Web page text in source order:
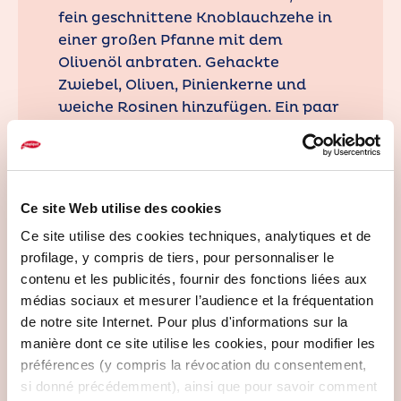
Ce site Web utilise des cookies
Ce site utilise des cookies techniques, analytiques et de
profilage, y compris de tiers, pour personnaliser le
contenu et les publicités, fournir des fonctions liées aux
médias sociaux et mesurer l’audience et la fréquentation
de notre site Internet. Pour plus d'informations sur la
manière dont ce site utilise les cookies, pour modifier les
préférences (y compris la révocation du consentement,
si donné précédemment), ainsi que pour savoir comment
fein geschnittene Knoblauchzehe in
einer großen Pfanne mit dem
Olivenöl anbraten. Gehackte
Zwiebel, Oliven, Pinienkerne und
weiche Rosinen hinzufügen. Ein paar
dazugeben und einige Minuten bei
hoher Flamme braten.
4. Zuletzt die gekochten,
abgetropften Nudeln hinzugeben.
Den Provolone mit einer großen
Reibe reiben und über die Nudeln
streuen. Gut durchmischen und
servieren.